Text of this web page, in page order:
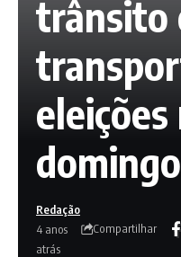
trânsito
Redação
4 anos
atrás
Compartilhar